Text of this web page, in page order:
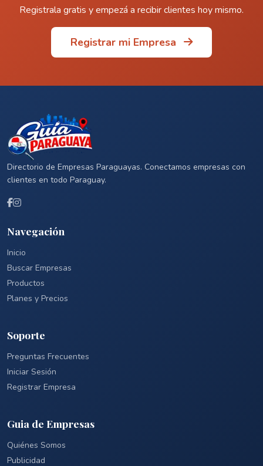
Registrala gratis y empezá a recibir clientes hoy mismo.
Registrar mi Empresa
Directorio de Empresas Paraguayas. Conectamos empresas con
clientes en todo Paraguay.
Navegación
Inicio
Buscar Empresas
Productos
Planes y Precios
Soporte
Preguntas Frecuentes
Iniciar Sesión
Registrar Empresa
Guia de Empresas
Quiénes Somos
Publicidad